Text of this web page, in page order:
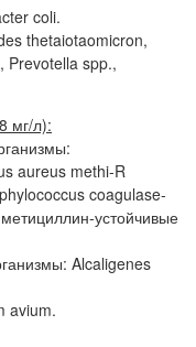
coli.
thetaiotaomicron,
Prevotella spp.,
мг/л):
aureus methi-R
coagulase-
устойчивые
Alcaligenes
avium.